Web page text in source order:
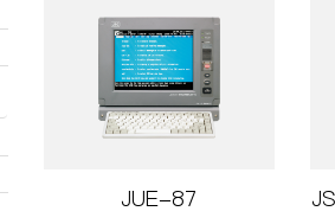
JUE-87